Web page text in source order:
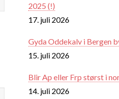
2025 (!)
17. juli 2026
Gyda Oddekalv i Bergen
15. juli 2026
Blir Ap eller Frp størst i
14. juli 2026